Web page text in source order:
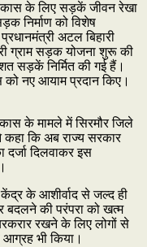
के लिए सड़कें जीवन रेखा
निर्माण को विशेष
अटल बिहारी
ग्राम सड़क योजना शुरू की
सड़कें निर्मित की गई हैं।
को नए आयाम प्रदान किए।
के मामले में सिरमौर जिले
कहा कि अब राज्य सरकार
दिलवाकर इस
के आशीर्वाद से जल्द ही
बदलने की परंपरा को खत्म
रखने के लिए लोगों से
आग्रह भी किया।